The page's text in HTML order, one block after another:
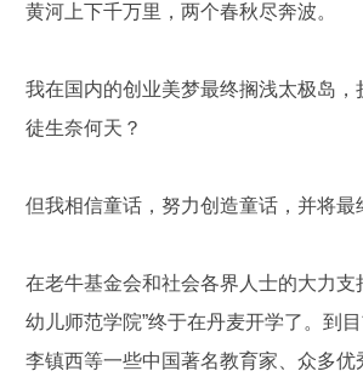
黄河上下千万里，两个春秋尽奔波。
我在国内的创业美梦最终搁浅太极岛，
徒生奈何天？
但我相信童话，努力创造童话，并将最
在老牛基金会和社会各界人士的大力支
幼儿师范学院”终于在丹麦开学了。到目
李镇西等一些中国著名教育家、众多优